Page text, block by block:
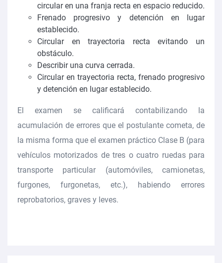
circular en una franja recta en espacio reducido.
Frenado progresivo y detención en lugar
establecido.
Circular en trayectoria recta evitando un
obstáculo.
Describir una curva cerrada.
Circular en trayectoria recta, frenado progresivo
y detención en lugar establecido.
El examen se calificará contabilizando la
acumulación de errores que el postulante cometa, de
la misma forma que el examen práctico Clase B (para
vehículos motorizados de tres o cuatro ruedas para
transporte particular (automóviles, camionetas,
furgones, furgonetas, etc.), habiendo errores
reprobatorios, graves y leves.